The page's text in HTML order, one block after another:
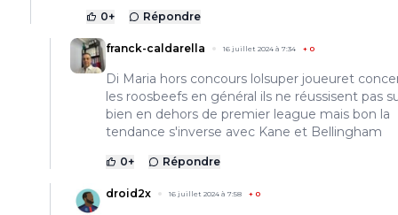
0+ Répondre
franck-caldarella 16 juillet 2024 à 7:34 + 0
Di Maria hors concours lolsuper joueuret
les roosbeefs en général ils ne réussisent pas
bien en dehors de premier league mais bon la
tendance s'inverse avec Kane et Bellingham
0+ Répondre
droid2x 16 juillet 2024 à 7:58 + 0